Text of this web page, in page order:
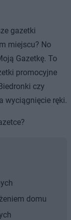
gazetki
miejscu? No
Gazetkę. To
promocyjne
czy
wyciągnięcie ręki.
domu